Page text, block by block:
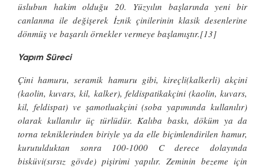
üslubun hakim olduğu 20. Yüzyılın başlarında yeni bir
canlanma ile değişerek İznik çinilerinin klasik desenlerine
dönmüş ve başarılı örnekler vermeye başlamıştır.[13]
Yapım Süreci
Çini hamuru, seramik hamuru gibi, kireçli(kalkerli) akçini
(kaolin, kuvars, kil, kalker), feldispatikakçini (kaolin, kuvars,
kil, feldispat) ve şamotluakçini (soba yapımında kullanılır)
olarak kullanılır üç türlüdür. Kalıba baskı, döküm ya da
torna tekniklerinden biriyle ya da elle biçimlendirilen hamur,
kurutulduktan sonra 100-1000 C derece dolayında
bisküvi(sırsız gövde) pişirimi yapılır. Zeminin bezeme için